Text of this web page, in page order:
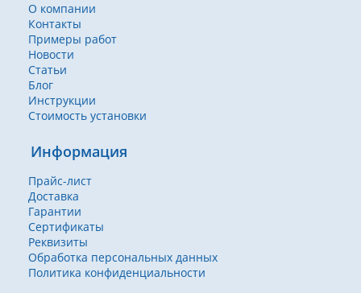
О компании
Контакты
Примеры работ
Новости
Статьи
Блог
Инструкции
Стоимость установки
Информация
Прайс-лист
Доставка
Гарантии
Сертификаты
Реквизиты
Обработка персональных данных
Политика конфиденциальности